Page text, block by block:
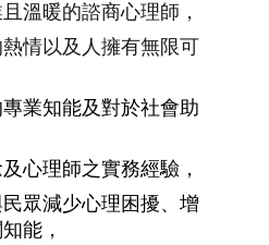
溫暖的諮商心理師，
情以及人擁有無限可
業知能及對於社會助
心理師之實務經驗，
眾減少心理困擾、增
能，